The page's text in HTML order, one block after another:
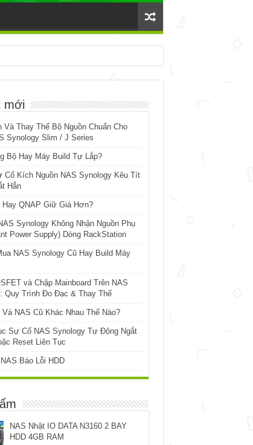
mới
Và Thay Thế Bộ Nguồn Chuẩn Cho
Synology Slim / J Series
Bộ Hay Máy Build Tự Lắp?
Cố Kích Nguồn NAS Synology Kêu Tít
Hẳn
Hay QNAP Giữ Giá Hơn?
Synology Không Nhận Nguồn Phụ
Power Supply) Dòng RackStation
NAS Synology Cũ Hay Build Máy
và Chập Mainboard Trên NAS
Quy Trình Đo Đạc & Thay Thế
NAS Cũ Khác Nhau Thế Nào?
Sự Cố NAS Synology Tự Động Ngắt
Reset Liên Tục
Báo Lỗi HDD
NAS Nhật IO DATA N3160 2 BAY
HDD 4GB RAM